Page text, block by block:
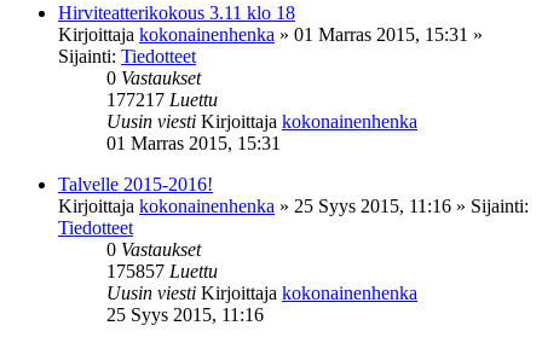
Hirviteatterikokous 3.11 klo 18
Kirjoittaja kokonainenhenka » 01 Marras 2015, 15:31 »
Sijainti: Tiedotteet
0 Vastaukset
177217 Luettu
Uusin viesti Kirjoittaja kokonainenhenka
01 Marras 2015, 15:31
Talvelle 2015-2016!
Kirjoittaja kokonainenhenka » 25 Syys 2015, 11:16 » Sijainti:
Tiedotteet
0 Vastaukset
175857 Luettu
Uusin viesti Kirjoittaja kokonainenhenka
25 Syys 2015, 11:16